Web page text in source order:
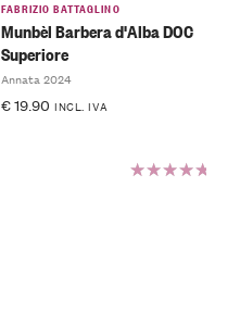
FABRIZIO BATTAGLINO
Munbèl Barbera d'Alba DOC
Superiore
Annata 2024
€19.90 INCL. IVA